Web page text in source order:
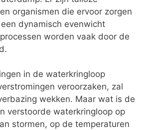
organismen die ervoor zorgen
dynamisch evenwicht
worden vaak door de
in de waterkringloop
veroorzaken, zal
wekken. Maar wat is de
verstoorde waterkringloop op
stormen, op de temperaturen